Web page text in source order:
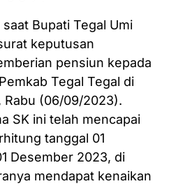
Bupati Tegal Umi
keputusan
pensiun kepada
Tegal Tegal di
Rabu (06/09/2023).
SK ini telah mencapai
tanggal 01
Desember 2023, di
mendapat kenaikan